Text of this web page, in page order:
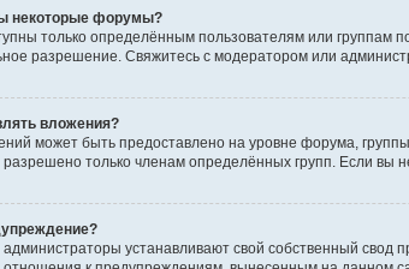
некоторые форумы?
только определённым пользователям или группам
разрешение. Свяжитесь с модератором или
вложения?
может быть предоставлено на уровне форума,
только членам определённых групп. Если вы
устанавливают свой собственный